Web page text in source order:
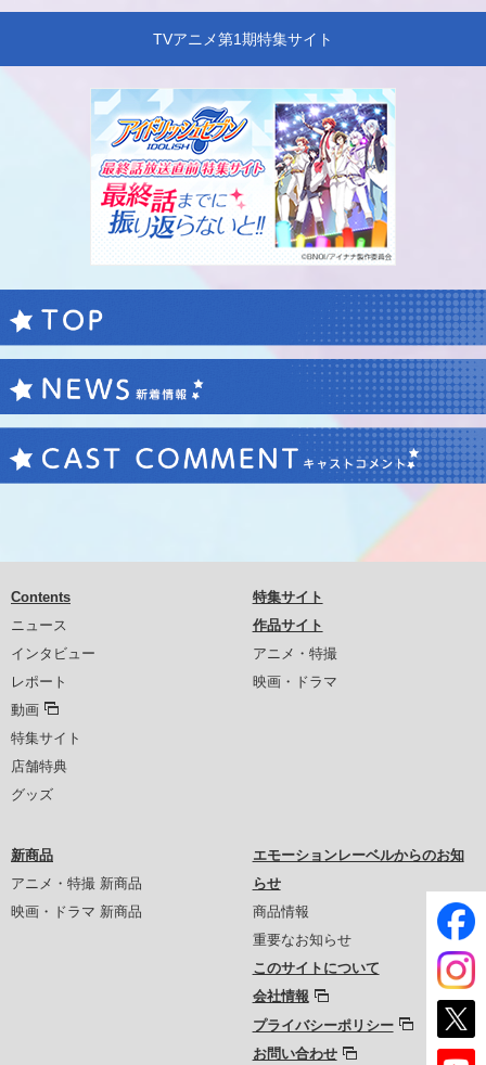
TVアニメ第1期特集サイト
Contents
ニュース
インタビュー
レポート
動画
特集サイト
店舗特典
グッズ
特集サイト
作品サイト
アニメ・特撮
映画・ドラマ
新商品
アニメ・特撮 新商品
映画・ドラマ 新商品
エモーションレーベルからのお知
らせ
商品情報
重要なお知らせ
このサイトについて
会社情報
プライバシーポリシー
お問い合わせ